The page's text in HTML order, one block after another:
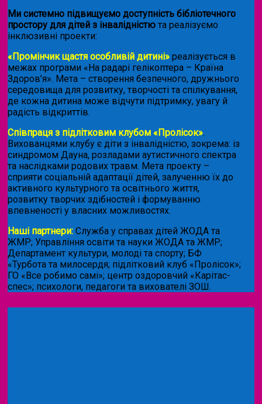
Ми системно підвищуємо доступність бібліотечного
простору для дітей з інвалідністю та реалізуємо
інклюзивні проекти:
«Промінчик щастя особливій дитині» реалізується в
межах програми «На радарі гелікоптера – Країна
Здоров’я». Мета – створення безпечного, дружнього
середовища для розвитку, творчості та спілкування,
де кожна дитина може відчути підтримку, увагу й
радість відкриттів.
Співпраця з підлітковим клубом «Пролісок».
Вихованцями клубу є діти з інвалідністю, зокрема: із
синдромом Дауна, розладами аутистичного спектра
та наслідками родових травм. Мета проекту –
сприяти соціальній адаптації дітей, залученню їх до
активного культурного та освітнього життя,
розвитку творчих здібностей і формуванню
впевненості у власних можливостях.
Наші партнери: Служба у справах дітей ЖОДА та
ЖМР; Управління освіти та науки ЖОДА та ЖМР;
Департамент культури, молоді та спорту; БФ
«Турбота та милосердя; підлітковий клуб «Пролісок»;
ГО «Все робимо самі»; центр оздоровчий «Карітас-
спес»; психологи, педагоги та вихователі ЗОШ.